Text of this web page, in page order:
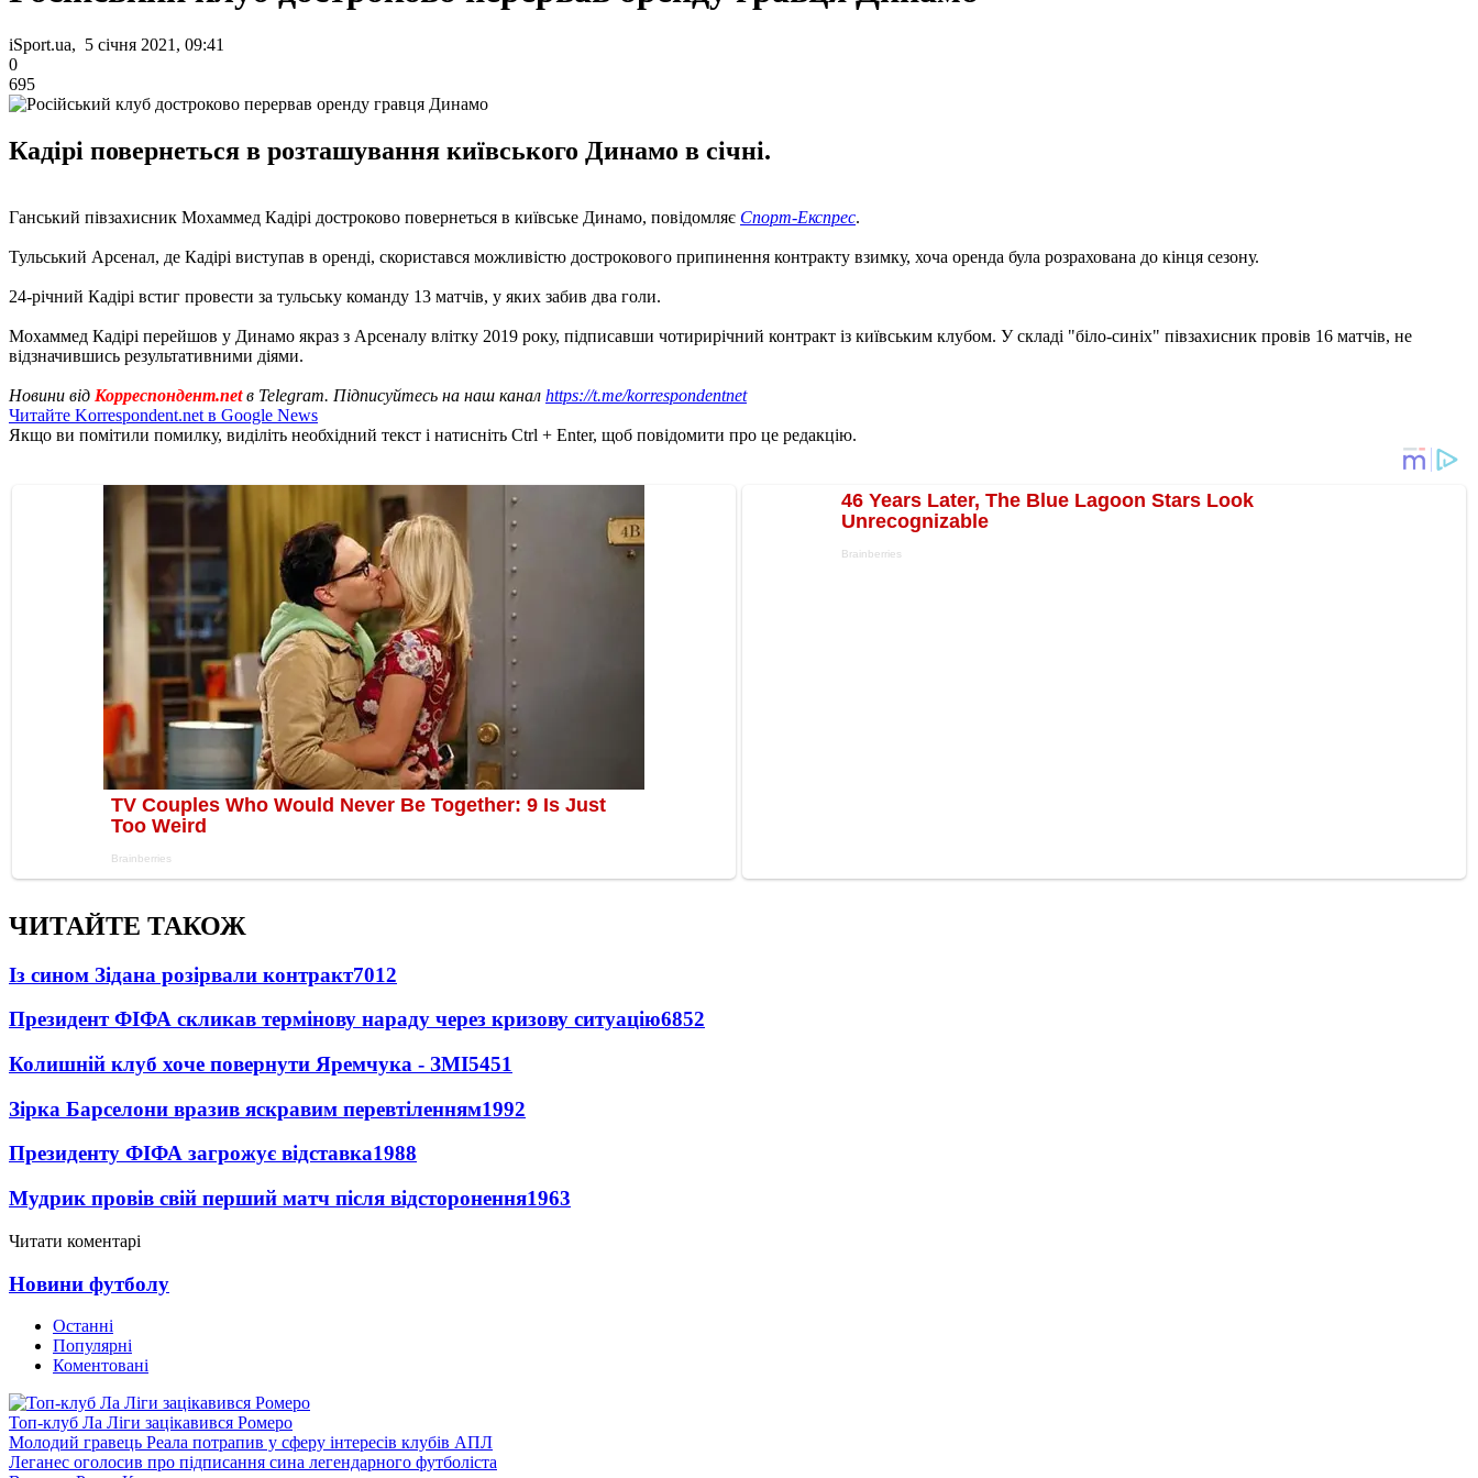
iSport.ua, 5 січня 2021, 09:41
0
695
Кадірі повернеться в розташування київського Динамо в січні.
Ганський півзахисник Мохаммед Кадірі достроково повернеться в київське Динамо, повідомляє Спорт-Експрес.
Тульський Арсенал, де Кадірі виступав в оренді, скористався можливістю дострокового припинення контракту взимку, хоча оренда була розрахована до кінця сезону.
24-річний Кадірі встиг провести за тульську команду 13 матчів, у яких забив два голи.
Мохаммед Кадірі перейшов у Динамо якраз з Арсеналу влітку 2019 року, підписавши чотирирічний контракт із київським клубом. У складі "біло-синіх" півзахисник провів 16 матчів, не
відзначившись результативними діями.
Новини від Корреспондент.netв Telegram. Підписуйтесь на наш канал https://t.me/korrespondentnet
Читайте Korrespondent.net в Google News
Якщо ви помітили помилку, виділіть необхідний текст і натисніть Ctrl + Enter, щоб повідомити про це редакцію.
ЧИТАЙТЕ ТАКОЖ
Із сином Зідана розірвали контракт7012
Президент ФІФА скликав термінову нараду через кризову ситуацію6852
Колишній клуб хоче повернути Яремчука - ЗМІ5451
Зірка Барселони вразив яскравим перевтіленням1992
Президенту ФІФА загрожує відставка1988
Мудрик провів свій перший матч після відсторонення1963
Читати коментарі
Новини футболу
Останні
Популярні
Коментовані
Топ-клуб Ла Ліги зацікавився Ромеро
Молодий гравець Реала потрапив у сферу інтересів клубів АПЛ
Леганес оголосив про підписання сина легендарного футболіста